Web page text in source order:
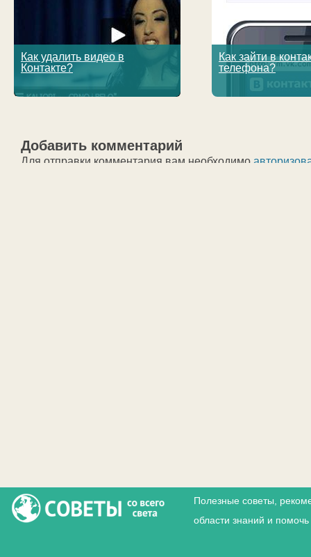
Как удалить видео в
Контакте?
Как зайти в
телефона?
Добавить комментарий
Для отправки комментария вам необходимо
Полезные советы,
области знаний и